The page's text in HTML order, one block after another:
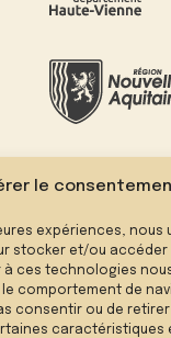
le
expériences,
stocker et/ou
à ces technologies
comportement de
consentir ou de
caractéristiques